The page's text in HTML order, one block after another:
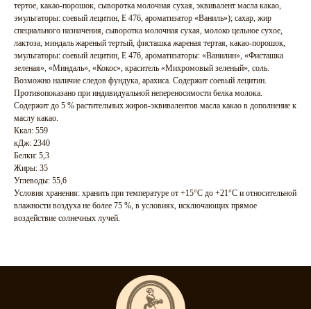
тертое, какао-порошок, сыворотка молочная сухая, эквивалент масла какао,
эмульгаторы: соевый лецитин, Е 476, ароматизатор «Ваниль»); сахар, жир
специального назначения, сыворотка молочная сухая, молоко цельное сухое,
лактоза, миндаль жареный тертый, фисташка жареная тертая, какао-порошок,
эмульгаторы: соевый лецитин, Е 476, ароматизаторы: «Ванилин», «Фисташка
зеленая», «Миндаль», «Кокос», краситель «Михромовый зеленый», соль.
Возможно наличие следов фундука, арахиса. Содержит соевый лецитин.
Противопоказано при индивидуальной непереносимости белка молока.
Содержит до 5 % растительных жиров-эквивалентов масла какао в дополнение к
маслу какао.
Ккал: 559
кДж: 2340
Белки: 5,3
Жиры: 35
Углеводы: 55,6
Условия хранения: хранить при температуре от +15°C до +21°C и относительной
влажности воздуха не более 75 %, в условиях, исключающих прямое
воздействие солнечных лучей.